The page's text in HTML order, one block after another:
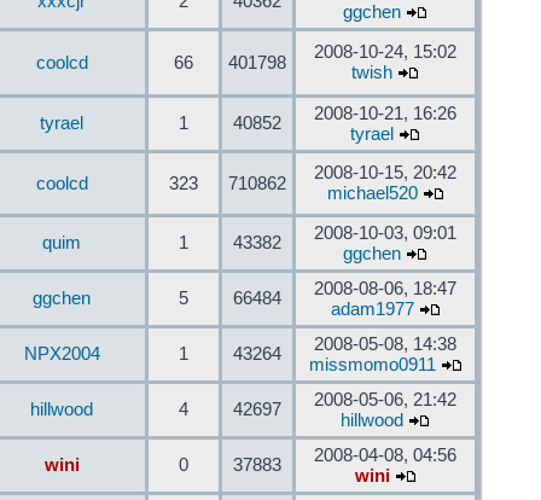
ggchen
coolcd 66 401798
2008-10-24, 15:02
twish
tyrael 1 40852
2008-10-21, 16:26
tyrael
coolcd 323 710862
2008-10-15, 20:42
michael520
quim 1 43382
2008-10-03, 09:01
ggchen
ggchen 5 66484
2008-08-06, 18:47
adam1977
NPX2004 1 43264
2008-05-08, 14:38
missmomo0911
hillwood 4 42697
2008-05-06, 21:42
hillwood
wini 0 37883
2008-04-08, 04:56
wini